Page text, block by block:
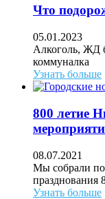
Что
05.01.2023
Алкоголь, ЖД
коммуналка
Узнать больше
800 летие
08.07.2021
Мы собрали
празднования
Узнать больше